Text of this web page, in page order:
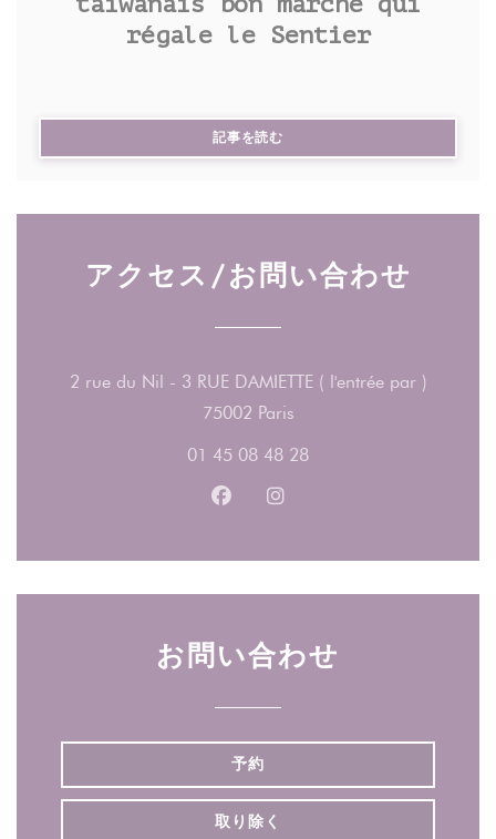
Virginia Chuang en fait une synthèse très réussie
paru chez Mango Editions. Parmi les plats phares
gingembre), les crevettes sautées à l’ananas, les
ou encore l’incontournable lu rou fan, mets
régale le Sentier
記事を読む
アクセス/お問い合わせ
2 rue du Nil - 3 RUE DAMIETTE ( l'entrée par )
75002 Paris((新しいウィンドウで開
01 45 08 48 28
Facebook ((新しいウィンドウ
Instagram ((新しいウィ
お問い合わせ
予約
取り除く